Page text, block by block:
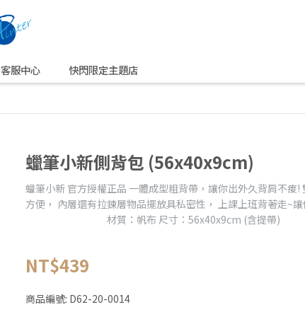
客服中心 快閃限定主題店
蠟筆小新側背包 (56x40x9cm)
蠟筆小新 官方授權正品 一體成型粗背帶，讓你出外久背肩不痠!
方便， 內層還有拉鍊層物品擺放具私密性， 上課上班背著走~
材質：帆布 尺寸：56x40x9cm (含提帶)
NT$439
商品編號: D62-20-0014